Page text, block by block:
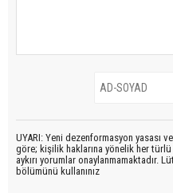
UYARI: Yeni dezenformasyon yasası
göre; kişilik haklarına yönelik her
aykırı yorumlar onaylanmamaktadır.
bölümünü kullanınız